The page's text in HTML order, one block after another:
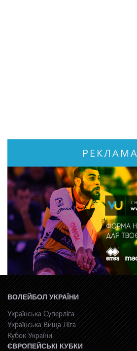
РЕКЛАМА
ВОЛЕЙБОЛ УКРАЇНИ
Українська Суперліга
Українська Вища Ліга
Кубок України
ЄВРОПЕЙСЬКІ КУБКИ